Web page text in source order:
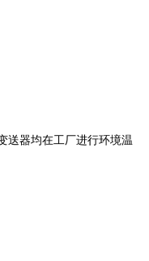
送器均在工厂进行环境温